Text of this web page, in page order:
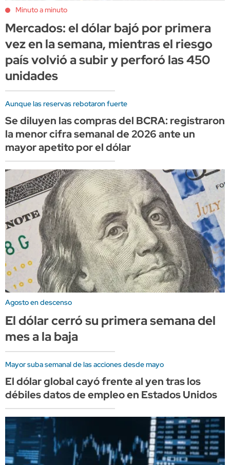
Minuto a minuto
Mercados: el dólar bajó por primera
vez en la semana, mientras el riesgo
país volvió a subir y perforó las 450
unidades
Aunque las reservas rebotaron fuerte
Se diluyen las compras del BCRA: registraron
la menor cifra semanal de 2026 ante un
mayor apetito por el dólar
Agosto en descenso
El dólar cerró su primera semana del
mes a la baja
Mayor suba semanal de las acciones desde mayo
El dólar global cayó frente al yen tras los
débiles datos de empleo en Estados Unidos